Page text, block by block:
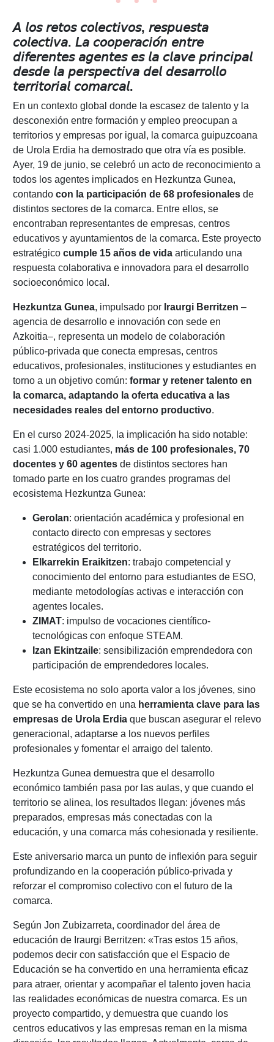
𝘈 𝘭𝘰𝘴 𝘳𝘦𝘵𝘰𝘴 𝘤𝘰𝘭𝘦𝘤𝘵𝘪𝘷𝘰𝘴, 𝘳𝘦𝘴𝘱𝘶𝘦𝘴𝘵𝘢
𝘤𝘰𝘭𝘦𝘤𝘵𝘪𝘷𝘢. 𝘓𝘢 𝘤𝘰𝘰𝘱𝘦𝘳𝘢𝘤𝘪𝘰́𝘯 𝘦𝘯𝘵𝘳𝘦
𝘥𝘪𝘧𝘦𝘳𝘦𝘯𝘵𝘦𝘴 𝘢𝘨𝘦𝘯𝘵𝘦𝘴 𝘦𝘴 𝘭𝘢 𝘤𝘭𝘢𝘷𝘦 𝘱𝘳𝘪𝘯𝘤𝘪𝘱𝘢𝘭
𝘥𝘦𝘴𝘥𝘦 𝘭𝘢 𝘱𝘦𝘳𝘴𝘱𝘦𝘤𝘵𝘪𝘷𝘢 𝘥𝘦𝘭 𝘥𝘦𝘴𝘢𝘳𝘳𝘰𝘭𝘭𝘰
𝘵𝘦𝘳𝘳𝘪𝘵𝘰𝘳𝘪𝘢𝘭 𝘤𝘰𝘮𝘢𝘳𝘤𝘢𝘭.
En un contexto global donde la escasez de talento y la
desconexión entre formación y empleo preocupan a
territorios y empresas por igual, la comarca guipuzcoana
de Urola Erdia ha demostrado que otra vía es posible.
Ayer, 19 de junio, se celebró un acto de reconocimiento a
todos los agentes implicados en Hezkuntza Gunea,
contando con la participación de 68 profesionalesde
distintos sectores de la comarca. Entre ellos, se
encontraban representantes de empresas, centros
educativos y ayuntamientos de la comarca. Este proyecto
estratégico cumple 15 años de vidaarticulando una
respuesta colaborativa e innovadora para el desarrollo
socioeconómico local.
Hezkuntza Gunea, impulsado por Iraurgi Berritzen –
agencia de desarrollo e innovación con sede en
Azkoitia–, representa un modelo de colaboración
público-privada que conecta empresas, centros
educativos, profesionales, instituciones y estudiantes en
torno a un objetivo común: formar y retener talento en
la comarca, adaptando la oferta educativa a las
necesidades reales del entorno productivo.
En el curso 2024-2025, la implicación ha sido notable:
casi 1.000 estudiantes, más de 100 profesionales, 70
docentes y 60 agentesde distintos sectores han
tomado parte en los cuatro grandes programas del
ecosistema Hezkuntza Gunea:
Gerolan: orientación académica y profesional en
contacto directo con empresas y sectores
estratégicos del territorio.
Elkarrekin Eraikitzen: trabajo competencial y
conocimiento del entorno para estudiantes de ESO,
mediante metodologías activas e interacción con
agentes locales.
ZIMAT: impulso de vocaciones científico-
tecnológicas con enfoque STEAM.
Izan Ekintzaile: sensibilización emprendedora con
participación de emprendedores locales.
Este ecosistema no solo aporta valor a los jóvenes, sino
que se ha convertido en una herramienta clave para las
empresas de Urola Erdiaque buscan asegurar el relevo
generacional, adaptarse a los nuevos perfiles
profesionales y fomentar el arraigo del talento.
Hezkuntza Gunea demuestra que el desarrollo
económico también pasa por las aulas, y que cuando el
territorio se alinea, los resultados llegan: jóvenes más
preparados, empresas más conectadas con la
educación, y una comarca más cohesionada y resiliente.
Este aniversario marca un punto de inflexión para seguir
profundizando en la cooperación público-privada y
reforzar el compromiso colectivo con el futuro de la
comarca.
Según Jon Zubizarreta, coordinador del área de
educación de Iraurgi Berritzen: «Tras estos 15 años,
podemos decir con satisfacción que el Espacio de
Educación se ha convertido en una herramienta eficaz
para atraer, orientar y acompañar el talento joven hacia
las realidades económicas de nuestra comarca. Es un
proyecto compartido, y demuestra que cuando los
centros educativos y las empresas reman en la misma